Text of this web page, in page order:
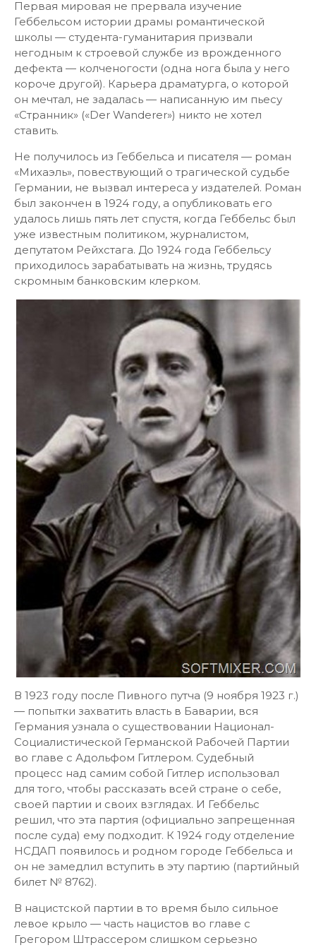
Первая мировая не прервала изучение
Геббельсом истории драмы романтической
школы — студента-гуманитария призвали
негодным к строевой службе из врожденного
дефекта — колченогости (одна нога была у него
короче другой). Карьера драматурга, о которой
он мечтал, не задалась — написанную им пьесу
«Странник» («Der Wanderer») никто не хотел
ставить.
Не получилось из Геббельса и писателя — роман
«Михаэль», повествующий о трагической судьбе
Германии, не вызвал интереса у издателей. Роман
был закончен в 1924 году, а опубликовать его
удалось лишь пять лет спустя, когда Геббельс был
уже известным политиком, журналистом,
депутатом Рейхстага. До 1924 года Геббельсу
приходилось зарабатывать на жизнь, трудясь
скромным банковским клерком.
В 1923 году после Пивного путча (9 ноября 1923 г.)
— попытки захватить власть в Баварии, вся
Германия узнала о существовании Национал-
Социалистической Германской Рабочей Партии
во главе с Адольфом Гитлером. Судебный
процесс над самим собой Гитлер использовал
для того, чтобы рассказать всей стране о себе,
своей партии и своих взглядах. И Геббельс
решил, что эта партия (официально запрещенная
после суда) ему подходит. К 1924 году отделение
НСДАП появилось и родном городе Геббельса и
он не замедлил вступить в эту партию (партийный
билет № 8762).
В нацистской партии в то время было сильное
левое крыло — часть нацистов во главе с
Грегором Штрассером слишком серьезно